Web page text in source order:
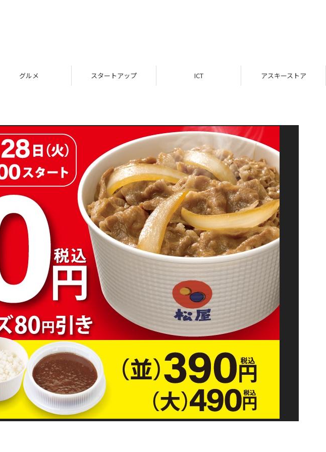
グルメ スタートアップ ICT アスキーストア